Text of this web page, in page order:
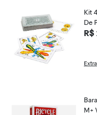
Kit
De
Extra
M+